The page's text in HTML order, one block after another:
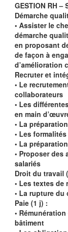
GESTION RH –
Démarche
• Assister le
démarche
en proposant
de façon à
d’amélioration
Recruter et
• Le
collaborateurs
• Les
en main
• La
• Les
• La
• Proposer
salariés
Droit du travail
• Les textes de
• La rupture du
Paie (1 j) :
•
bâtiment